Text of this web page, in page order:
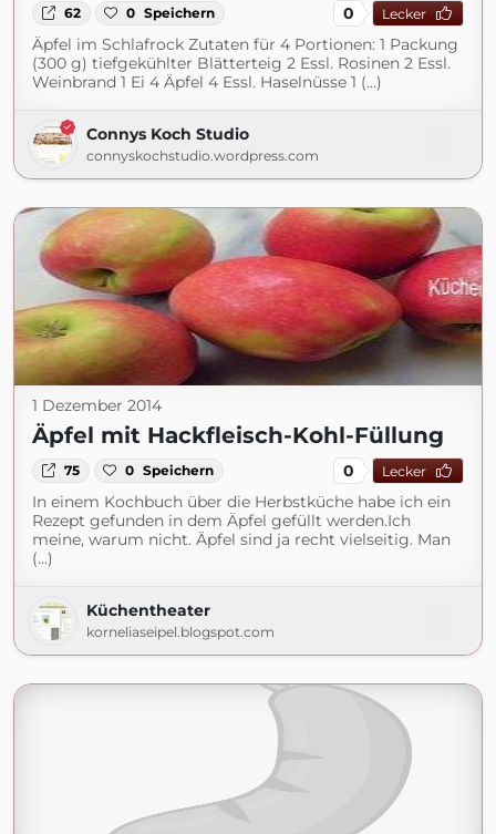
62 0 Speichern 0 Lecker
Äpfel im Schlafrock Zutaten für 4 Portionen: 1 Packung
(300 g) tiefgekühlter Blätterteig 2 Essl. Rosinen 2 Essl.
Weinbrand 1 Ei 4 Äpfel 4 Essl. Haselnüsse 1 (...)
Connys Koch Studio
connyskochstudio.wordpress.com
1 Dezember 2014
Äpfel mit Hackfleisch-Kohl-Füllung
75 0 Speichern 0 Lecker
In einem Kochbuch über die Herbstküche habe ich ein
Rezept gefunden in dem Äpfel gefüllt werden.Ich
meine, warum nicht. Äpfel sind ja recht vielseitig. Man
(...)
Küchentheater
korneliaseipel.blogspot.com